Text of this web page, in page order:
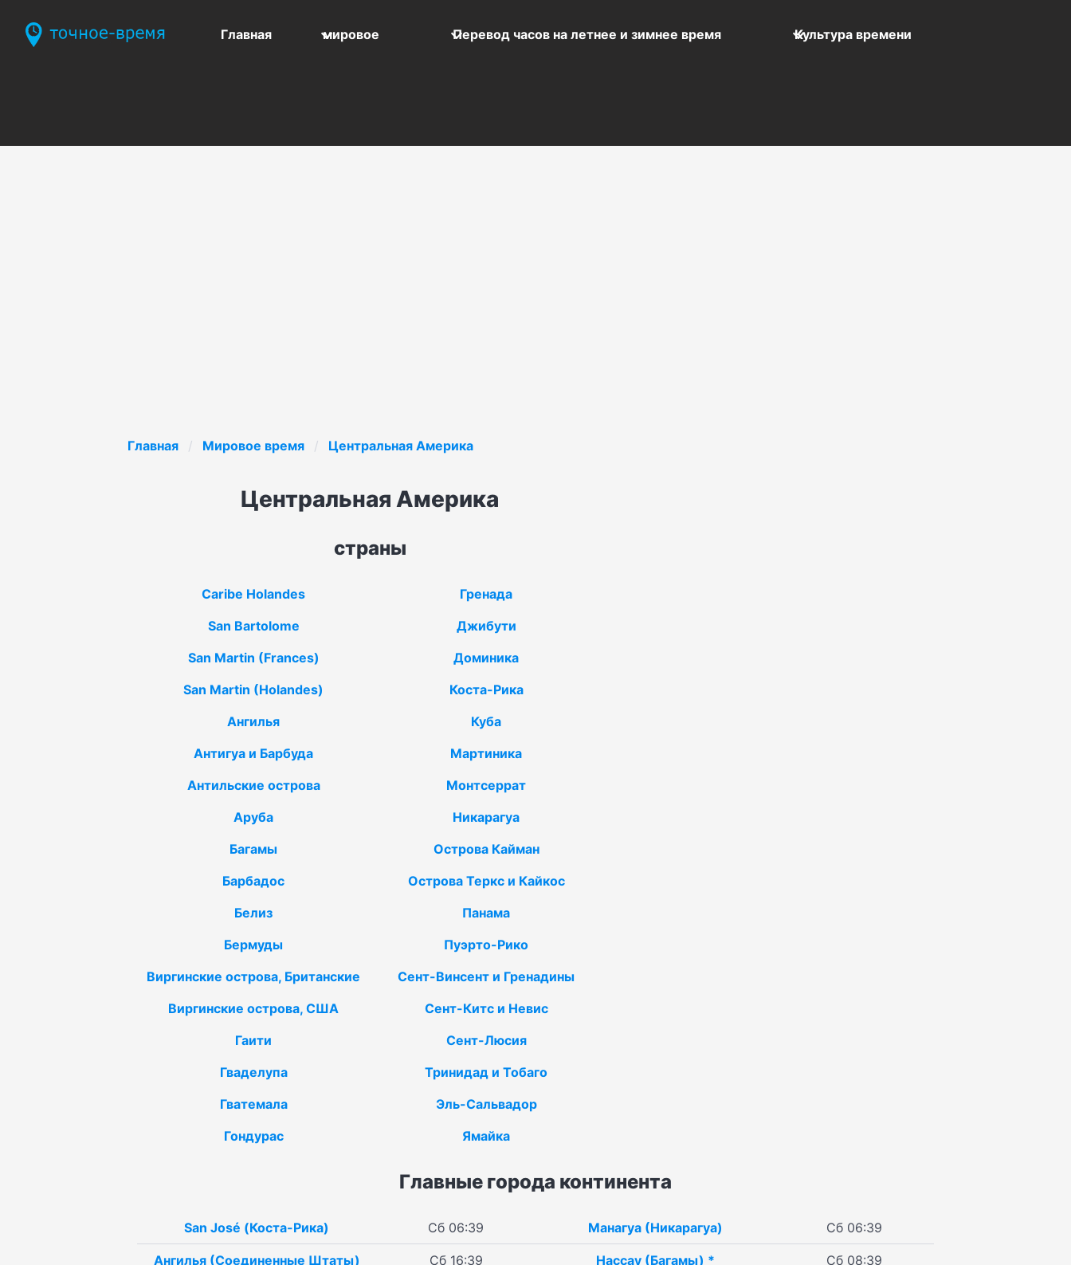
Главная мировое Перевод часов на летнее и зимнее время Культура времени
Главная Мировое время Центральная Америка
Центральная Америка
страны
Caribe Holandes
Гренада
San Bartolome
Джибути
San Martin (Frances)
Доминика
San Martin (Holandes)
Коста-Рика
Ангилья
Куба
Антигуа и Барбуда
Мартиника
Антильские острова
Монтсеррат
Аруба
Никарагуа
Багамы
Острова Кайман
Барбадос
Острова Теркс и Кайкос
Белиз
Панама
Бермуды
Пуэрто-Рико
Виргинские острова, Британские
Сент-Винсент и Гренадины
Виргинские острова, США
Сент-Китс и Невис
Гаити
Сент-Люсия
Гваделупа
Тринидад и Тобаго
Гватемала
Эль-Сальвадор
Гондурас
Ямайка
Главные города континента
San José (Коста-Рика) Сб 06:39 Манагуа (Никарагуа) Сб 06:39
Ангилья (Соединенные Штаты) Сб 16:39 Нассау (Багамы) * Сб 08:39